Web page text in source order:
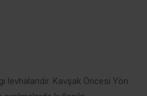
Kavşak Öncesi Yön